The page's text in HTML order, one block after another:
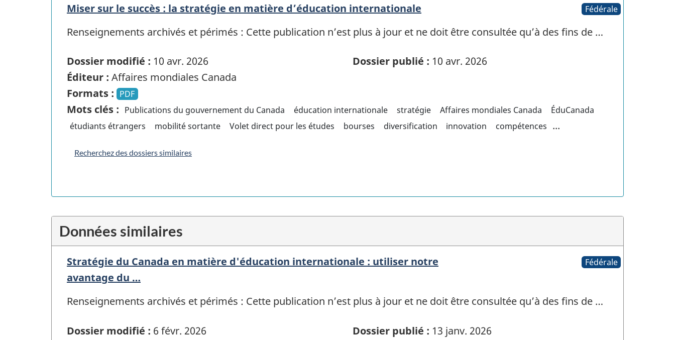
Miser sur le succès : la stratégie en matière d’éducation internationale Fédérale
Renseignements archivés et périmés : Cette publication n’est plus à jour et ne doit être consultée qu’à des fins de …
Dossier modifié : 10 avr. 2026 Dossier publié : 10 avr. 2026
Éditeur : Affaires mondiales Canada
Formats : PDF
Mots clés : Publications du gouvernement du Canada éducation internationale stratégie Affaires mondiales Canada
ÉduCanada
étudiants étrangers
mobilité sortante Volet direct pour les études bourses diversification innovation compétences ...
Recherchez des dossiers similaires
Données similaires
Stratégie du Canada en matière d'éducation internationale : utiliser notre
avantage du …
Fédérale
Renseignements archivés et périmés : Cette publication n’est plus à jour et ne doit être consultée qu’à des fins de …
Dossier modifié : 6 févr. 2026 Dossier publié : 13 janv. 2026